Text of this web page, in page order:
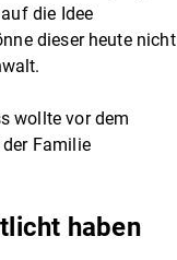
die Idee
dieser heute nicht
wollte vor dem
Familie
haben